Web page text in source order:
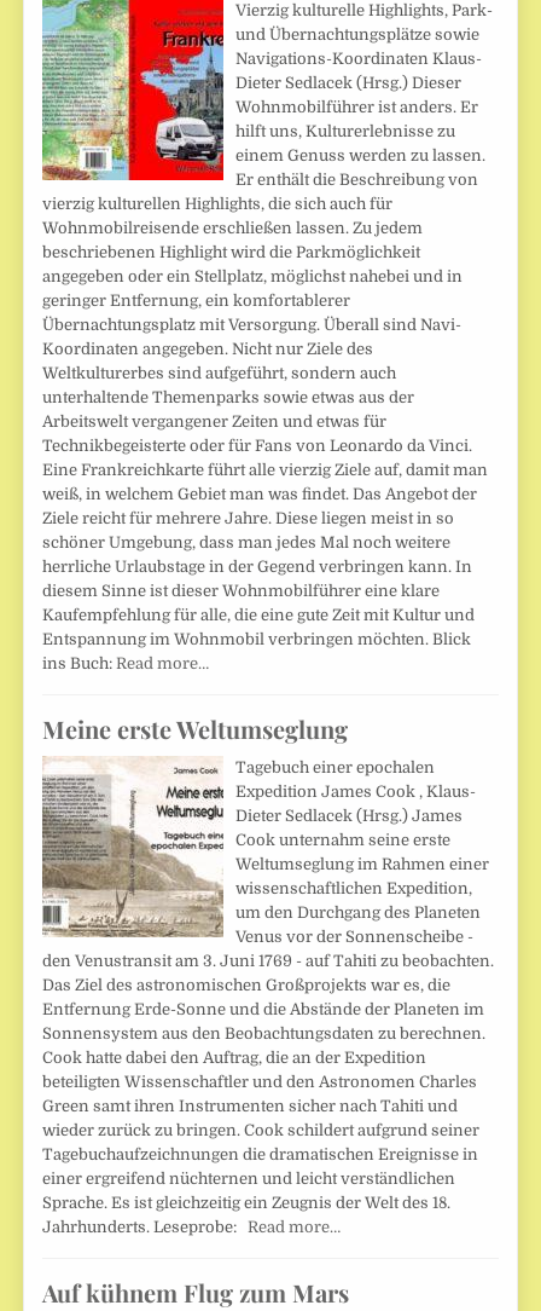
Vierzig kulturelle Highlights, Park-
und Übernachtungsplätze sowie
Navigations-Koordinaten Klaus-
Dieter Sedlacek (Hrsg.) Dieser
Wohnmobilführer ist anders. Er
hilft uns, Kulturerlebnisse zu
einem Genuss werden zu lassen.
Er enthält die Beschreibung von
vierzig kulturellen Highlights, die sich auch für
Wohnmobilreisende erschließen lassen. Zu jedem
beschriebenen Highlight wird die Parkmöglichkeit
angegeben oder ein Stellplatz, möglichst nahebei und in
geringer Entfernung, ein komfortablerer
Übernachtungsplatz mit Versorgung. Überall sind Navi-
Koordinaten angegeben. Nicht nur Ziele des
Weltkulturerbes sind aufgeführt, sondern auch
unterhaltende Themenparks sowie etwas aus der
Arbeitswelt vergangener Zeiten und etwas für
Technikbegeisterte oder für Fans von Leonardo da Vinci.
Eine Frankreichkarte führt alle vierzig Ziele auf, damit man
weiß, in welchem Gebiet man was findet. Das Angebot der
Ziele reicht für mehrere Jahre. Diese liegen meist in so
schöner Umgebung, dass man jedes Mal noch weitere
herrliche Urlaubstage in der Gegend verbringen kann. In
diesem Sinne ist dieser Wohnmobilführer eine klare
Kaufempfehlung für alle, die eine gute Zeit mit Kultur und
Entspannung im Wohnmobil verbringen möchten. Blick
ins Buch:Read more…
Meine erste Weltumseglung
Tagebuch einer epochalen
Expedition James Cook , Klaus-
Dieter Sedlacek (Hrsg.) James
Cook unternahm seine erste
Weltumseglung im Rahmen einer
wissenschaftlichen Expedition,
um den Durchgang des Planeten
Venus vor der Sonnenscheibe -
den Venustransit am 3. Juni 1769 - auf Tahiti zu beobachten.
Das Ziel des astronomischen Großprojekts war es, die
Entfernung Erde-Sonne und die Abstände der Planeten im
Sonnensystem aus den Beobachtungsdaten zu berechnen.
Cook hatte dabei den Auftrag, die an der Expedition
beteiligten Wissenschaftler und den Astronomen Charles
Green samt ihren Instrumenten sicher nach Tahiti und
wieder zurück zu bringen. Cook schildert aufgrund seiner
Tagebuchaufzeichnungen die dramatischen Ereignisse in
einer ergreifend nüchternen und leicht verständlichen
Sprache. Es ist gleichzeitig ein Zeugnis der Welt des 18.
Jahrhunderts. Leseprobe:Read more…
Auf kühnem Flug zum Mars